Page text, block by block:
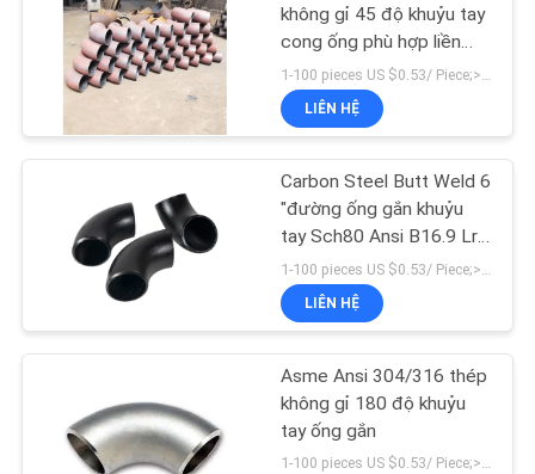
mặt bích cổ hàn
Ổ cắm ống hàn
53
không gỉ 45 độ khuỷu tay
cong ống phù hợp liền
mạch Ss
LIÊN HỆ
Carbon Steel Butt Weld 6
"đường ống gắn khuỷu
tay Sch80 Ansi B16.9 Lr
90 độ
LIÊN HỆ
Asme Ansi 304/316 thép
không gỉ 180 độ khuỷu
tay ống gắn
1-100 pieces US $0.53/ Piece;>100 pieces US $0.41/ Piece MOQ:1 miếng